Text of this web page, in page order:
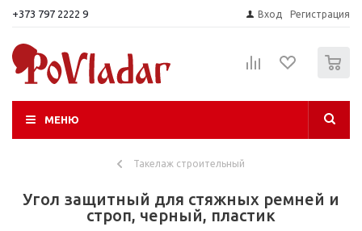
+373 797 2222 9 Вход Регистрация
МЕНЮ
Такелаж строительный
Угол защитный для стяжных ремней и
строп, черный, пластик